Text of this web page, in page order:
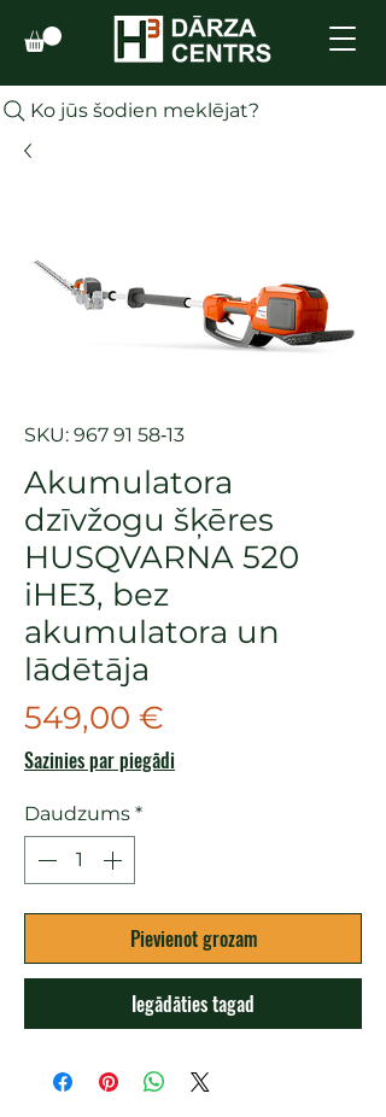
Ko jūs šodien meklējat?
SKU: 967 91 58‑13
Akumulatora
dzīvžogu šķēres
HUSQVARNA 520
iHE3, bez
akumulatora un
lādētāja
549,00 €
Sazinies par piegādi
Daudzums *
Pievienot grozam
Iegādāties tagad